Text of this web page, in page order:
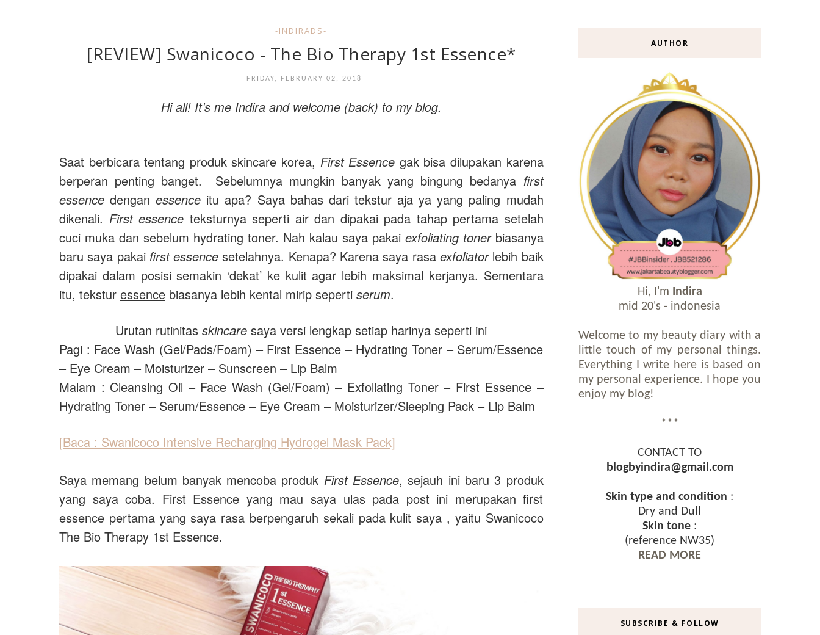
-INDIRADS-
[REVIEW] Swanicoco - The Bio Therapy 1st Essence*
FRIDAY, FEBRUARY 02, 2018
Hi all! It’s me Indira and welcome (back) to my blog.
Saat berbicara tentang produk skincare korea, First Essence gak bisa dilupakan karena
berperan penting banget. Sebelumnya mungkin banyak yang bingung bedanya first
essence denganessence itu apa? Saya bahas dari tekstur aja ya yang paling mudah
dikenali. First essence teksturnya seperti air dan dipakai pada tahap pertama setelah
cuci muka dan sebelum hydrating toner. Nah kalau saya pakai exfoliating tonerbiasanya
baru saya pakai first essence setelahnya. Kenapa? Karena saya rasa exfoliatorlebih baik
dipakai dalam posisi semakin ‘dekat’ ke kulit agar lebih maksimal kerjanya. Sementara
itu, tekstur essence biasanya lebih kental mirip seperti serum.
Urutan rutinitasskincare saya versi lengkap setiap harinya seperti ini
Pagi : Face Wash (Gel/Pads/Foam) – First Essence – Hydrating Toner – Serum/Essence
– Eye Cream – Moisturizer – Sunscreen – Lip Balm
Malam : Cleansing Oil – Face Wash (Gel/Foam) – Exfoliating Toner – First Essence –
Hydrating Toner – Serum/Essence – Eye Cream – Moisturizer/Sleeping Pack – Lip Balm
[Baca : Swanicoco Intensive Recharging Hydrogel Mask Pack]
Saya memang belum banyak mencoba produk First Essence, sejauh ini baru 3 produk
yang saya coba. First Essence yang mau saya ulas pada post ini merupakan first
essence pertama yang saya rasa berpengaruh sekali pada kulit saya , yaitu Swanicoco
The Bio Therapy 1st Essence.
AUTHOR
Hi, I'm Indira
mid 20's - indonesia
Welcome to my beauty diary with a
little touch of my personal things.
Everything I write here is based on
my personal experience. I hope you
enjoy my blog!
***
CONTACT TO
blogbyindira@gmail.com
Skin type and condition :
Dry and Dull
Skin tone :
(reference NW35)
READ MORE
SUBSCRIBE & FOLLOW